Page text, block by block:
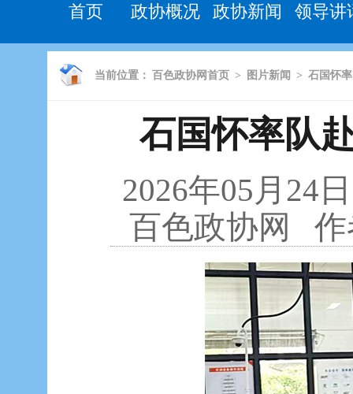
首页 政协概况 政协新闻 领导讲
当前位置： 百色政协网首页 > 图片新闻 > 石国怀
石国怀率队
2026年05月24
百色政协网
作